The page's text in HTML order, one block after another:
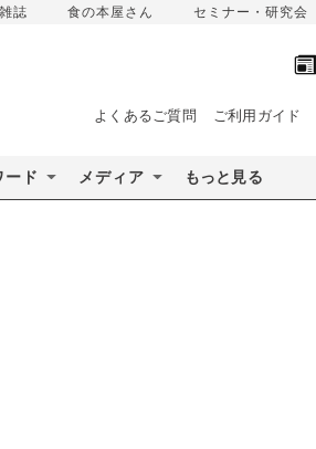
誌 食の本屋さん セミナー・研究会
よくあるご質問 ご利用ガイド
ード メディア もっと見る